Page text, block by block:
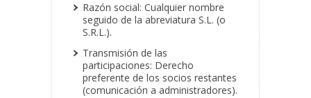
Razón social: Cualquier nombre
seguido de la abreviatura S.L. (o
S.R.L.).
Transmisión de las
participaciones: Derecho
preferente de los socios restantes
(comunicación a administradores).